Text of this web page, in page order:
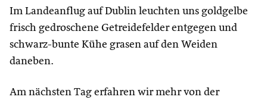
Im Landeanflug auf Dublin leuchten uns goldgelbe
frisch gedroschene Getreidefelder entgegen und
schwarz-bunte Kühe grasen auf den Weiden
daneben.
Am nächsten Tag erfahren wir mehr von der